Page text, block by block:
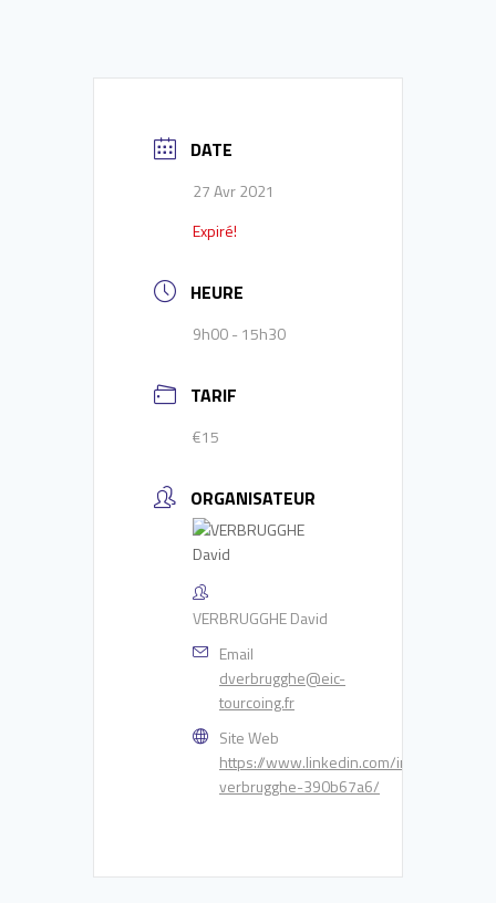
DATE
27 Avr 2021
Expiré!
HEURE
9h00 - 15h30
TARIF
€15
ORGANISATEUR
VERBRUGGHE David
Email
dverbrugghe@eic-
tourcoing.fr
Site Web
https://www.linkedin.com/in/david-
verbrugghe-390b67a6/